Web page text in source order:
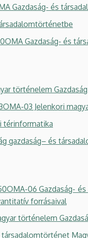
Gazdaság- és
Gazdaság- és
történelem
03 Jelenkori
térinformatika
gazdaság– és
06 Gazdaság-
forrásaival
történelem
társadalomtörténet